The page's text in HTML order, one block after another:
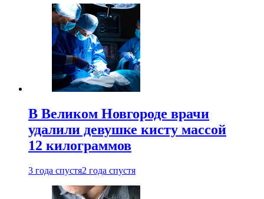
В Великом Новгороде врачи
удалили девушке кисту массой
12 килограммов
3 года спустя2 года спустя